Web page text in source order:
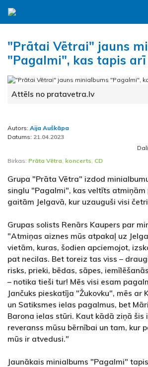
"Prātai Vētrai" jauns
"Pagalmi", kas tapis
Attēls no pratavetra.lv
Autors: Aija Auškāpa
Datums: 21.04.2023
Birkas: Prāta Vētra koncerts CD
Grupa "Prāta Vētra" izdod
singlu "Pagalmi", kas veltīts atmiņām
gaitām Jelgavā, kur uzauguši visi
Grupas solists Renārs Kaupers par
"Atmiņas aiznes mūs atpakaļ uz
vietām, kuras, šodien apciemojot,
pat necilas. Bet toreiz tas viss –
risks, prieki, bēdas, sāpes,
– notika tieši tur! Mēs visi esam
Jančuks pieskatīja "Žukovku", mēs ar
un Satiksmes ielas pagalmus, bet
Barona ielas stūri. Kaut kādā ziņā šis
reveranss mūsu bērnībai un tam, kur
mūs ir atvedusi."
Jaunākais minialbums "Pagalmi"